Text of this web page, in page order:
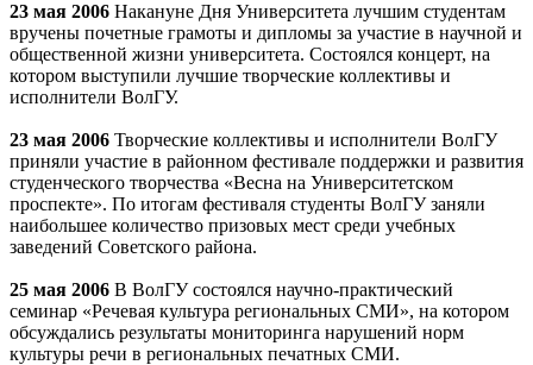
23 мая 2006 Накануне Дня Университета лучшим студентам
вручены почетные грамоты и дипломы за участие в научной и
общественной жизни университета. Состоялся концерт, на
котором выступили лучшие творческие коллективы и
исполнители ВолГУ.
23 мая 2006 Творческие коллективы и исполнители ВолГУ
приняли участие в районном фестивале поддержки и развития
студенческого творчества «Весна на Университетском
проспекте». По итогам фестиваля студенты ВолГУ заняли
наибольшее количество призовых мест среди учебных
заведений Советского района.
25 мая 2006 В ВолГУ состоялся научно-практический
семинар «Речевая культура региональных СМИ», на котором
обсуждались результаты мониторинга нарушений норм
культуры речи в региональных печатных СМИ.